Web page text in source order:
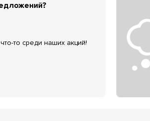
то среди наших акций!